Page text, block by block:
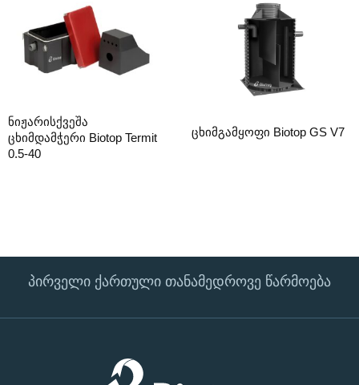
ნიჟარისქვეშა
ცხიმდამჭერი Biotop Termit
0.5-40
ცხიმგამყოფი Biotop GS V7
პირველი ქართული თანამედროვე წარმოება